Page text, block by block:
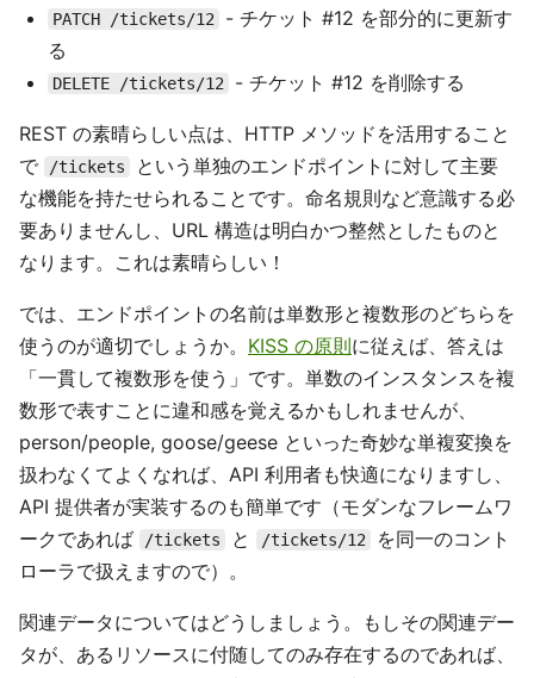
PATCH /tickets/12
- チケット #12 を部分的に更新す
る
DELETE /tickets/12 - チケット #12 を削除する
REST の素晴らしい点は、HTTP メソッドを活用すること
で
/tickets
という単独のエンドポイントに対して主要
な機能を持たせられることです。命名規則など意識する必
要ありませんし、URL 構造は明白かつ整然としたものと
なります。これは素晴らしい！
では、エンドポイントの名前は単数形と複数形のどちらを
使うのが適切でしょうか。 KISS の原則に従えば、答えは
「一貫して複数形を使う」です。単数のインスタンスを複
数形で表すことに違和感を覚えるかもしれませんが、
person/people, goose/geese といった奇妙な単複変換を
扱わなくてよくなれば、API 利用者も快適になりますし、
API 提供者が実装するのも簡単です（モダンなフレームワ
ークであれば
/tickets と /tickets/12
を同一のコント
ローラで扱えますので）。
関連データについてはどうしましょう。もしその関連デー
タが、あるリソースに付随してのみ存在するのであれば、